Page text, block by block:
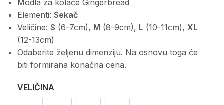
Modla za kolače Gingerbread
Elementi: Sekač
Veličine: S (6-7cm), M (8-9cm), L (10-11cm), XL
(12-13cm)
Odaberite željenu dimenziju. Na osnovu toga će
biti formirana konačna cena.
VELIČINA